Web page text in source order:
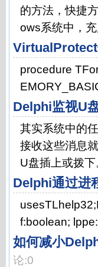
的方法，快捷
ows系统中，
procedure
Delphi监视U
其实系统中的
接收这些消息
U盘插上或拨
Delphi通过进
f:boolean;
如何减小
论:0